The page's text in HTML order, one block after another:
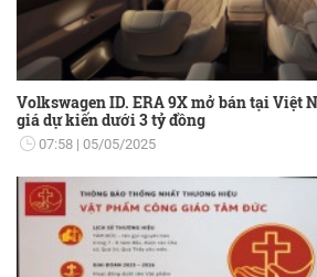
Volkswagen ID. ERA 9X mở bán tại Việt
giá dự kiến dưới 3 tỷ đồng
07:58 05/05/2025